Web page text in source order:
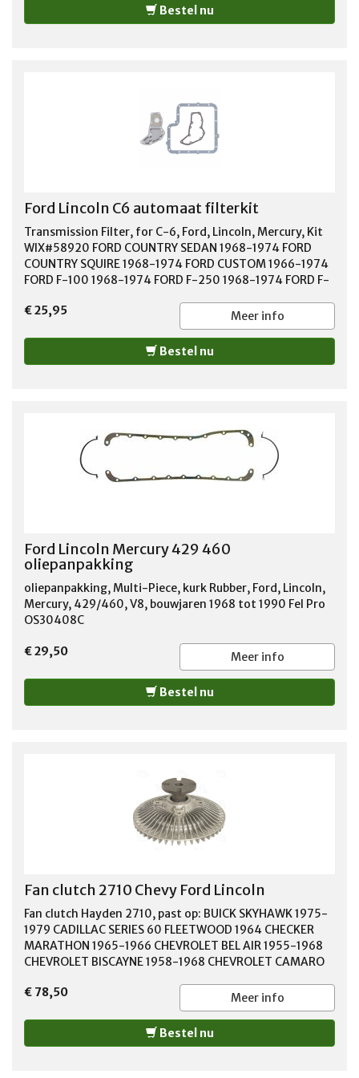
Bestel nu
Ford Lincoln C6 automaat filterkit
Transmission Filter, for C-6, Ford, Lincoln, Mercury, Kit
WIX#58920 FORD COUNTRY SEDAN 1968-1974 FORD
COUNTRY SQUIRE 1968-1974 FORD CUSTOM 1966-1974
FORD F-100 1968-1974 FORD F-250 1968-1974 FORD F-
1970 FORD GALAXIE 1966-1974 FORD GRAN TORINO
1972-1974 FORD LTD 1966-1974 FORD M-450 1974
FORD MUSTANG 1967-1973 FORD RANCH WAGON 1966-
1974 FORD RANCHERO 1966-1972 FORD THUNDERBIRD
COMMUTER 1966-1968 MERCURY COUGAR 1967-1974
MERCURY CYCLONE 1966-1971 MERCURY MARAUDER
1966-1970 MERCURY MARQUIS 1967-1974 MERCURY
€ 25,95 Meer info
Bestel nu
Ford Lincoln Mercury 429 460
oliepanpakking
oliepanpakking, Multi-Piece, kurk Rubber, Ford, Lincoln,
Mercury, 429/460, V8, bouwjaren 1968 tot 1990 Fel Pro
OS30408C
€ 29,50 Meer info
Bestel nu
Fan clutch 2710 Chevy Ford Lincoln
Fan clutch Hayden 2710, past op: BUICK SKYHAWK 1975-
1979 CADILLAC SERIES 60 FLEETWOOD 1964 CHECKER
MARATHON 1965-1966 CHEVROLET BEL AIR 1955-1968
CHEVROLET BISCAYNE 1958-1968 CHEVROLET CAMARO
CHEVELLE 1965-1967 CHEVROLET CHEVY II 1963-1968
CHEVROLET CORVETTE 1959 CHEVROLET EL CAMINO
1959-1968 CHEVROLET IMPALA 1959-1968 CHEVROLET
MALIBU 1964-1967 CHEVROLET NOVA 1969-1970 FORD
€ 78,50 Meer info
Bestel nu